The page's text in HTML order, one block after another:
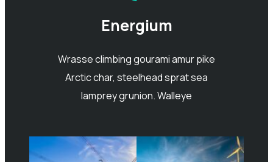
Energium
Wrasse climbing gourami amur pike
Arctic char, steelhead sprat sea
lamprey grunion. Walleye